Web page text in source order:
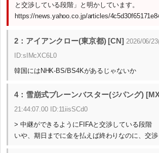
と交渉している段階」と明かしています。
https://news.yahoo.co.jp/articles/
2：アイアンクロー(東京都) [CN] 2026/06/
ID:sIMcXC6L0
韓国にはNHK-BS/BS4Kがあるじゃないか
4：雪崩式ブレーンバスター(ジパング)
21:44:07.00 ID:11iisSCd0
> 中継ができるようにFIFAと交渉している段階
いや、期日までに金を払えば終わりなのに、交渉